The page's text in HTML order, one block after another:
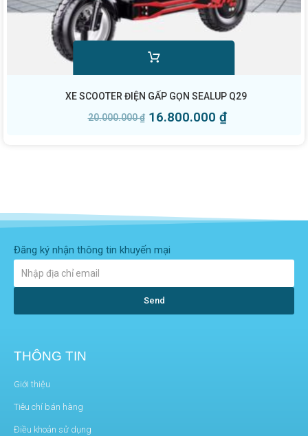
XE SCOOTER ĐIỆN GẤP GỌN SEALUP Q29
20.000.000₫ 16.800.000 ₫
Đăng ký nhận thông tin khuyến mại
Send
THÔNG TIN
Giới thiệu
Tiêu chí bán hàng
Điều khoản sử dụng